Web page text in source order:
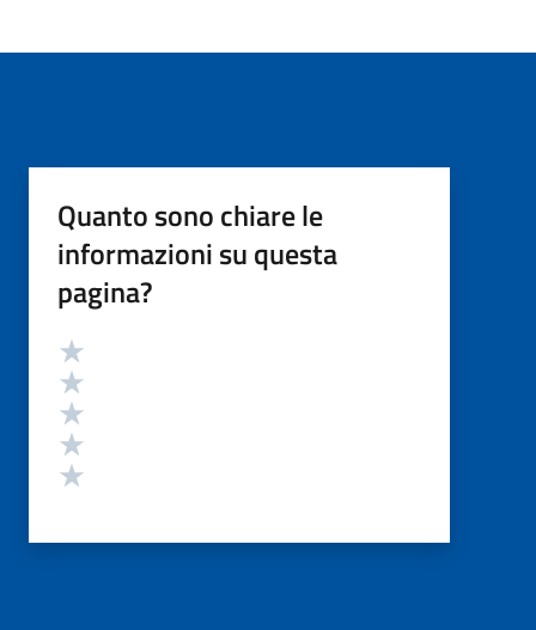
Quanto sono chiare le
informazioni su questa
pagina?
Valutazione